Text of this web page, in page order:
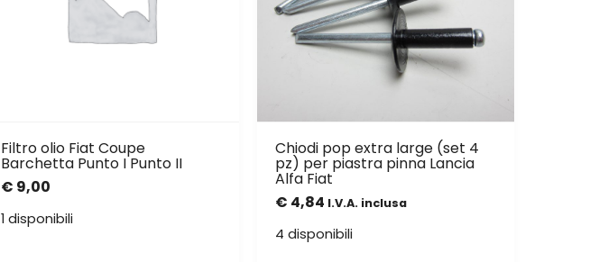
Filtro olio Fiat Coupe
Barchetta Punto I Punto II
€ 9,00
1 disponibili
Chiodi pop extra large (set 4
pz) per piastra pinna Lancia
Alfa Fiat
€ 4,84 I.V.A. inclusa
4 disponibili